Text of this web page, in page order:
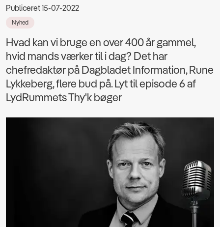
Publiceret 15-07-2022
Nyhed
Hvad kan vi bruge en over 400 år gammel,
hvid mands værker til i dag? Det har
chefredaktør på Dagbladet Information, Rune
Lykkeberg, flere bud på. Lyt til episode 6 af
LydRummets Thy'k bøger